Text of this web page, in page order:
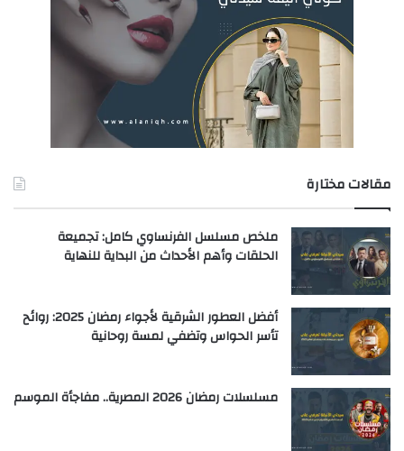
مقالات مختارة
ملخص مسلسل الفرنساوي كامل: تجميعة
الحلقات وأهم الأحداث من البداية للنهاية
أفضل العطور الشرقية لأجواء رمضان 2025: روائح
تأسر الحواس وتضفي لمسة روحانية
مسلسلات رمضان 2026 المصرية.. مفاجأة الموسم